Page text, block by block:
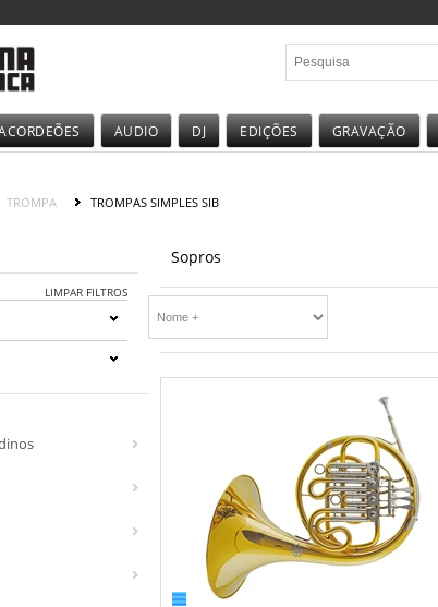
AUDIO DJ EDIÇÕES GRAVAÇÃO
TROMPA TROMPAS SIMPLES SIB
LIMPAR FILTROS
Sopros